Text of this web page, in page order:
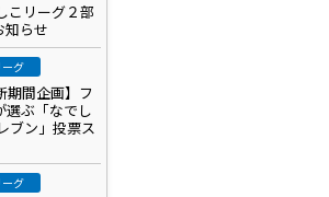
こリーグ２部
知らせ
ーグ
期間企画】フ
選ぶ「なでし
ブン」投票ス
ーグ